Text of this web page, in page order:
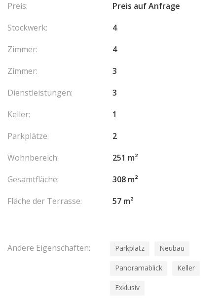
Preis:
Preis auf Anfrage
Stockwerk:
4
Zimmer:
4
Zimmer:
3
Dienstleistungen:
3
Keller:
1
Parkplätze:
2
Wohnbereich:
251 m²
Gesamtfläche:
308 m²
Fläche der Terrasse:
57 m²
Andere Eigenschaften: Parkplatz Neubau
Panoramablick Keller
Exklusiv